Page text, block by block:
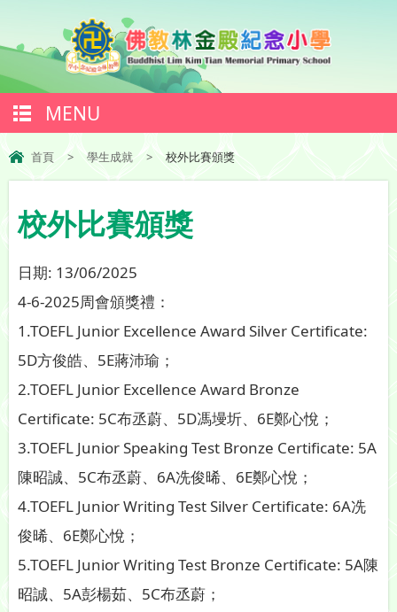
MENU
首頁 > 學生成就 > 校外比賽頒獎
校外比賽頒獎
日期: 13/06/2025
4-6-2025周會頒獎禮：
1.TOEFL Junior Excellence Award Silver Certificate:
5D方俊皓、5E蔣沛瑜；
2.TOEFL Junior Excellence Award Bronze
Certificate: 5C布丞蔚、5D馮墁圻、6E鄭心悅；
3.TOEFL Junior Speaking Test Bronze Certificate: 5A
陳昭誠、5C布丞蔚、6A冼俊晞、6E鄭心悅；
4.TOEFL Junior Writing Test Silver Certificate: 6A冼
俊晞、6E鄭心悅；
5.TOEFL Junior Writing Test Bronze Certificate: 5A陳
昭誠、5A彭楊茹、5C布丞蔚；